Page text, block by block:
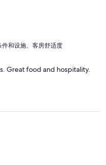
和设施、客房舒适度
Great food and hospitality.